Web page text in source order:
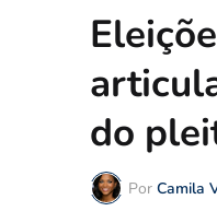
do
Por Camila